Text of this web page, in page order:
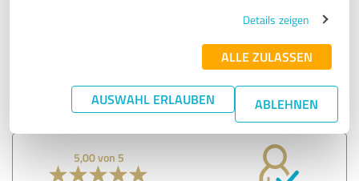
Details zeigen
ALLE ZULASSEN
AUSWAHL ERLAUBEN ABLEHNEN
Anonym
5,00 von 5